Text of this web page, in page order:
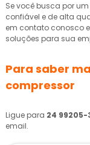
Se você busca por
confiável e de alta
em contato conosco
soluções para sua
Para saber
compressor
Ligue para 24 99205-
email.